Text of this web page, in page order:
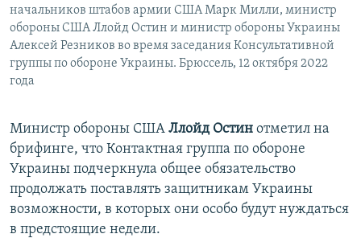
начальников штабов армии США Марк Милли, министр
обороны США Ллойд Остин и министр обороны Украины
Алексей Резников во время заседания Консультативной
группы по обороне Украины. Брюссель, 12 октября 2022
года
Министр обороны США Ллойд Остин отметил на
брифинге, что Контактная группа по обороне
Украины подчеркнула общее обязательство
продолжать поставлять защитникам Украины
возможности, в которых они особо будут нуждаться
в предстоящие недели.